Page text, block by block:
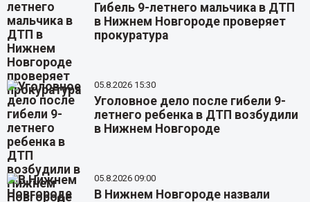
Гибель 9-летнего мальчика в ДТП
в Нижнем Новгороде проверяет
прокуратура
05.8.2026 15:30
Уголовное дело после гибели 9-
летнего ребенка в ДТП возбудили
в Нижнем Новгороде
05.8.2026 09:00
В Нижнем Новгороде назвали